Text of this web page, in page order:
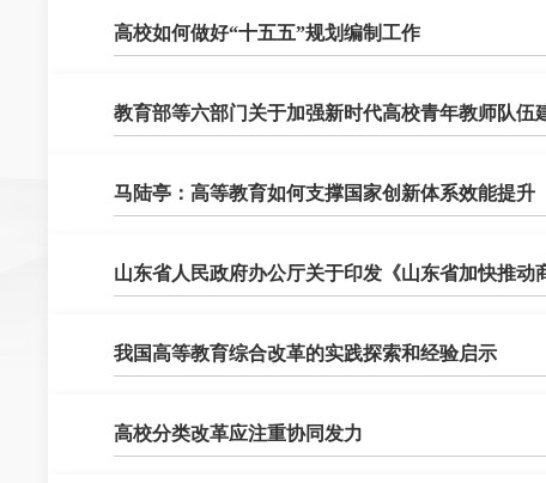
高校如何做好“十五五”规划编制工作
教育部等六部门关于加强新时代高校青年教师队伍
马陆亭：高等教育如何支撑国家创新体系效能提升
山东省人民政府办公厅关于印发《山东省加快推
我国高等教育综合改革的实践探索和经验启示
高校分类改革应注重协同发力